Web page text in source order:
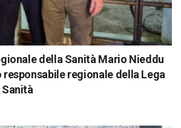
della Sanità Mario Nieddu
regionale della Lega